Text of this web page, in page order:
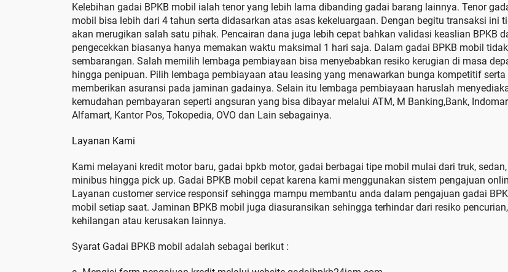
Kelebihan gadai BPKB mobil ialah tenor yang lebih lama dibanding gadai barang lainnya. Tenor
mobil bisa lebih dari 4 tahun serta didasarkan atas asas kekeluargaan. Dengan begitu transaksi ini
akan merugikan salah satu pihak. Pencairan dana juga lebih cepat bahkan validasi keaslian BPKB
pengecekkan biasanya hanya memakan waktu maksimal 1 hari saja. Dalam gadai BPKB mobil
sembarangan. Salah memilih lembaga pembiayaan bisa menyebabkan resiko kerugian di masa
hingga penipuan. Pilih lembaga pembiayaan atau leasing yang menawarkan bunga kompetitif serta
memberikan asuransi pada jaminan gadainya. Selain itu lembaga pembiayaan haruslah
kemudahan pembayaran seperti angsuran yang bisa dibayar melalui ATM, M Banking,Bank,
Alfamart, Kantor Pos, Tokopedia, OVO dan Lain sebagainya.
Layanan Kami
Kami melayani kredit motor baru, gadai bpkb motor, gadai berbagai tipe mobil mulai dari truk, sedan,
minibus hingga pick up. Gadai BPKB mobil cepat karena kami menggunakan sistem pengajuan
Layanan customer service responsif sehingga mampu membantu anda dalam pengajuan gadai
mobil setiap saat. Jaminan BPKB mobil juga diasuransikan sehingga terhindar dari resiko pencurian,
kehilangan atau kerusakan lainnya.
Syarat Gadai BPKB mobil adalah sebagai berikut :